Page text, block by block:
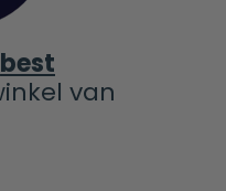
best
van